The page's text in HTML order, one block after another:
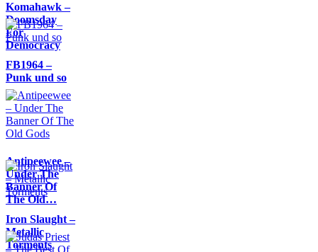
Komahawk –
Doomsday
For
Democracy
FB1964 –
Punk und so
Antipeewee –
Under The
Banner Of
The Old…
Iron Slaught –
Metallic
Torments